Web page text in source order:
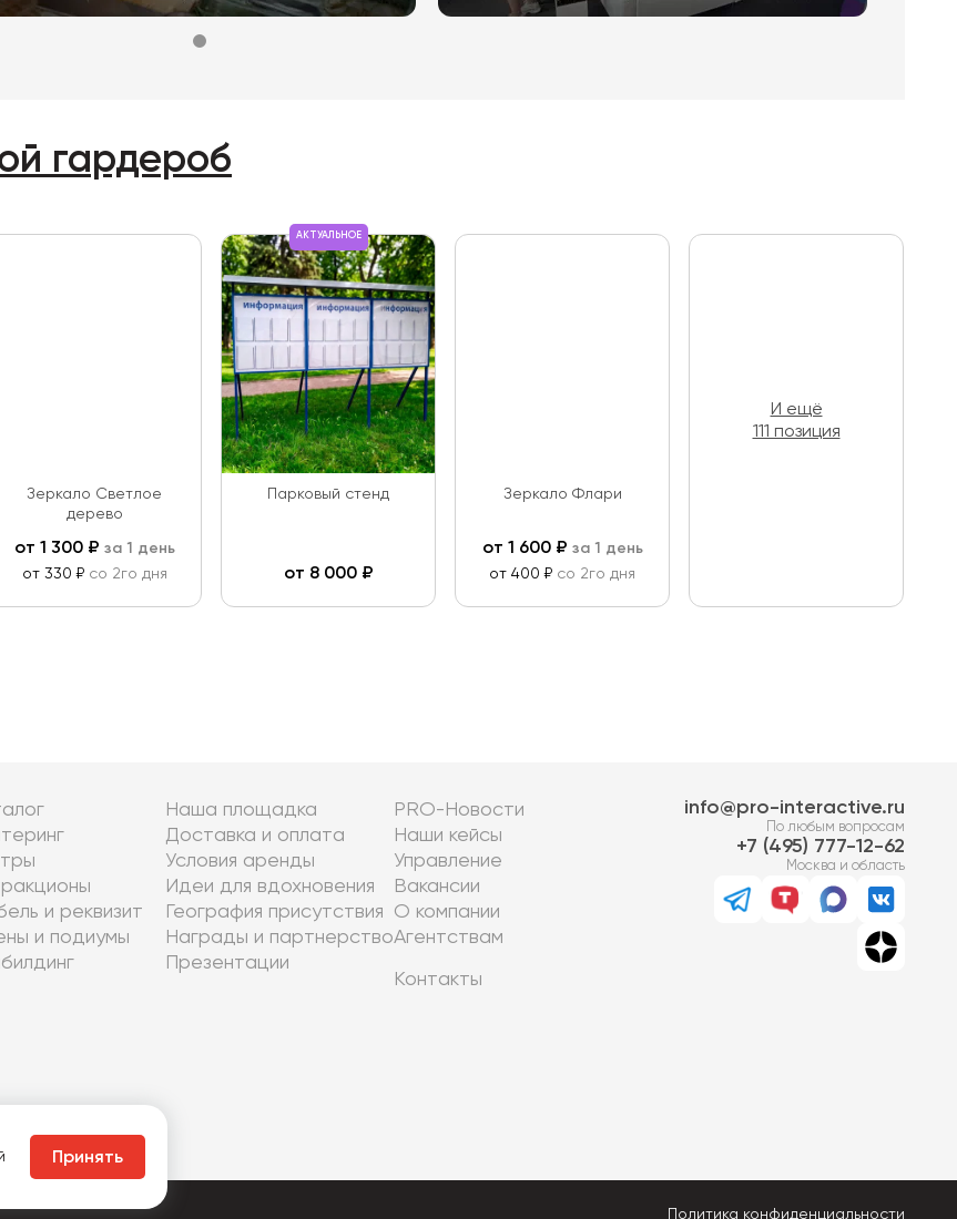
гардероб
Зеркало Светлое
дерево
от 1 300₽ за 1 день
от 330 ₽ со 2го дня
АКТУАЛЬНОЕ
Парковый стенд
от 8 000₽
Зеркало Флари
от 1 600₽ за 1 день
от 400 ₽ со 2го дня
И ещё
111 позиция
и реквизит
и подиумы
Наша площадка
Доставка и оплата
Условия аренды
Идеи для вдохновения
География присутствия
Награды и партнерство
Презентации
PRO-Новости
Наши кейсы
Управление
Вакансии
О компании
Агентствам
Контакты
info@pro-interactive.ru
По любым вопросам
7 (495) 777-12-62
Москва и область
Политика конфиденциальности
Принять